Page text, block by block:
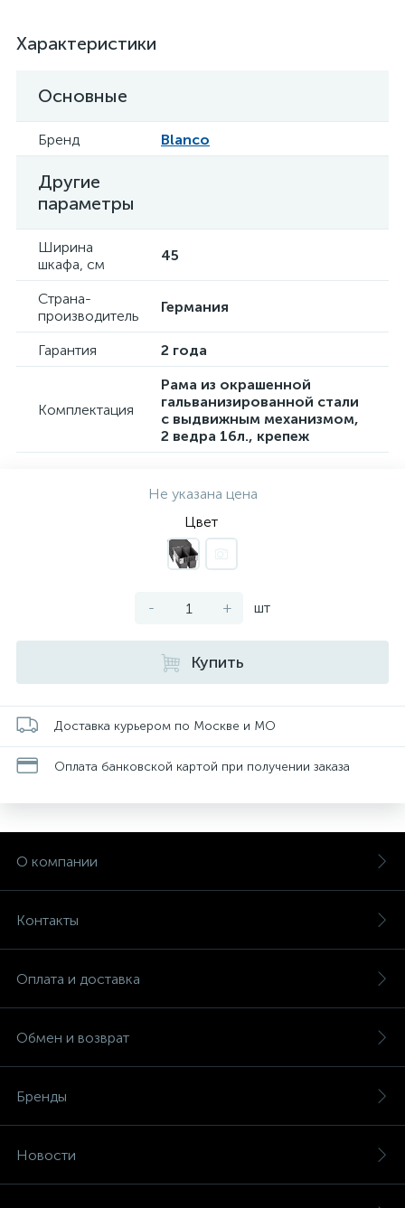
Характеристики
Основные
Бренд Blanco
Другие
параметры
Ширина
шкафа, см
45
Страна-
производитель
Германия
Гарантия 2 года
Комплектация
Рама из окрашенной
гальванизированной стали
с выдвижным механизмом,
2 ведра 16л., крепеж
Не указана цена
Цвет
- + шт
Купить
Доставка курьером по Москве и МО
Оплата банковской картой при получении заказа
О компании
Контакты
Оплата и доставка
Обмен и возврат
Бренды
Новости